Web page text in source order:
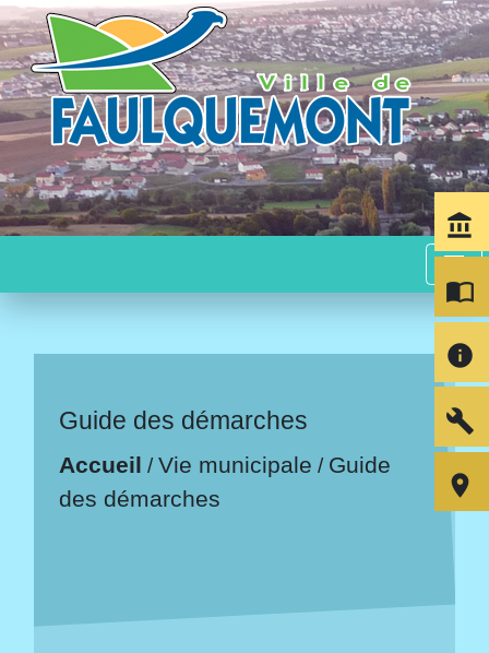
menu
Guide des démarches
Accueil /Vie municipale / Guide
des démarches
account_balance
import_contacts
info
build
room